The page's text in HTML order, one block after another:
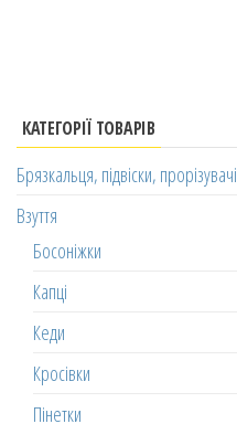
КАТЕГОРІЇ ТОВАРІВ
Брязкальця, підвіски, прорізувачі
Взуття
Босоніжки
Капці
Кеди
Кросівки
Пінетки